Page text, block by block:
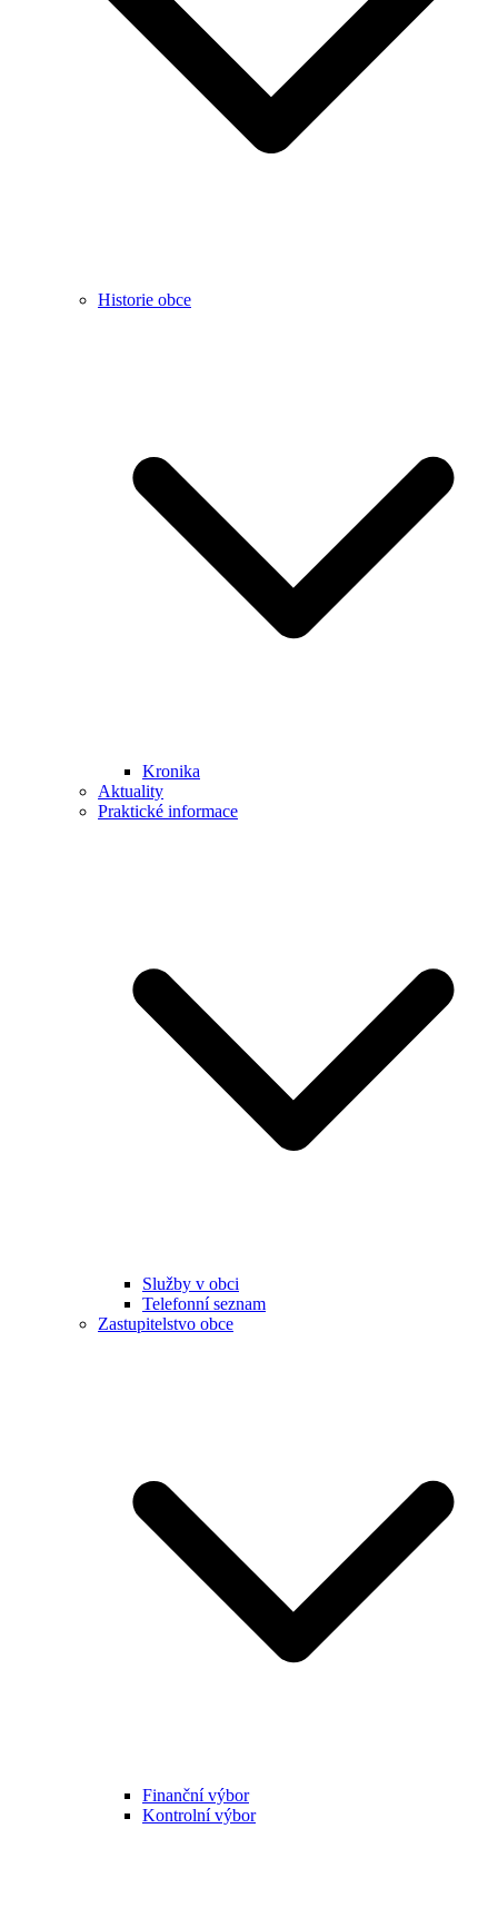
Historie obce
Kronika
Aktuality
Praktické informace
Služby v obci
Telefonní seznam
Zastupitelstvo obce
Finanční výbor
Kontrolní výbor